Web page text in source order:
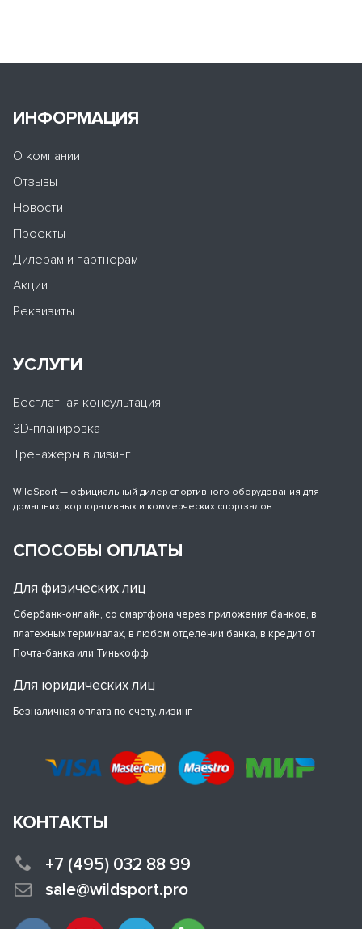
ИНФОРМАЦИЯ
О компании
Отзывы
Новости
Проекты
Дилерам и партнерам
Акции
Реквизиты
УСЛУГИ
Бесплатная консультация
3D-планировка
Тренажеры в лизинг
WildSport — официальный дилер спортивного оборудования для
домашних, корпоративных и коммерческих спортзалов.
СПОСОБЫ ОПЛАТЫ
Для физических лиц
Сбербанк-онлайн, со смартфона через приложения банков, в
платежных терминалах, в любом отделении банка, в кредит от
Почта-банка или Тинькофф
Для юридических лиц
Безналичная оплата по счету, лизинг
КОНТАКТЫ
+7 (495) 032 88 99
sale@wildsport.pro